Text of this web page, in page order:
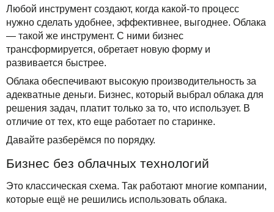
TuchaMetal
TuchaBackup
TuchaHosting
TuchaSync
Хостинг сайтов-конструкторов
Удаленный офис
Реселінг хостингу
Компания
Карьера
Контакты
Сервисы
Решения
Для бизнеса
Техподдержка
Инструкции
FAQ
Интервью
Любой инструмент создают, когда какой-то процесс
нужно сделать удобнее, эффективнее, выгоднее. Облака
— такой же инструмент. С ними бизнес
трансформируется, обретает новую форму и
развивается быстрее.
Облака обеспечивают высокую производительность за
адекватные деньги. Бизнес, который выбрал облака для
решения задач, платит только за то, что использует. В
отличие от тех, кто еще работает по старинке.
Давайте разберёмся по порядку.
Бизнес без облачных технологий
Это классическая схема. Так работают многие компании,
которые ещё не решились использовать облака.